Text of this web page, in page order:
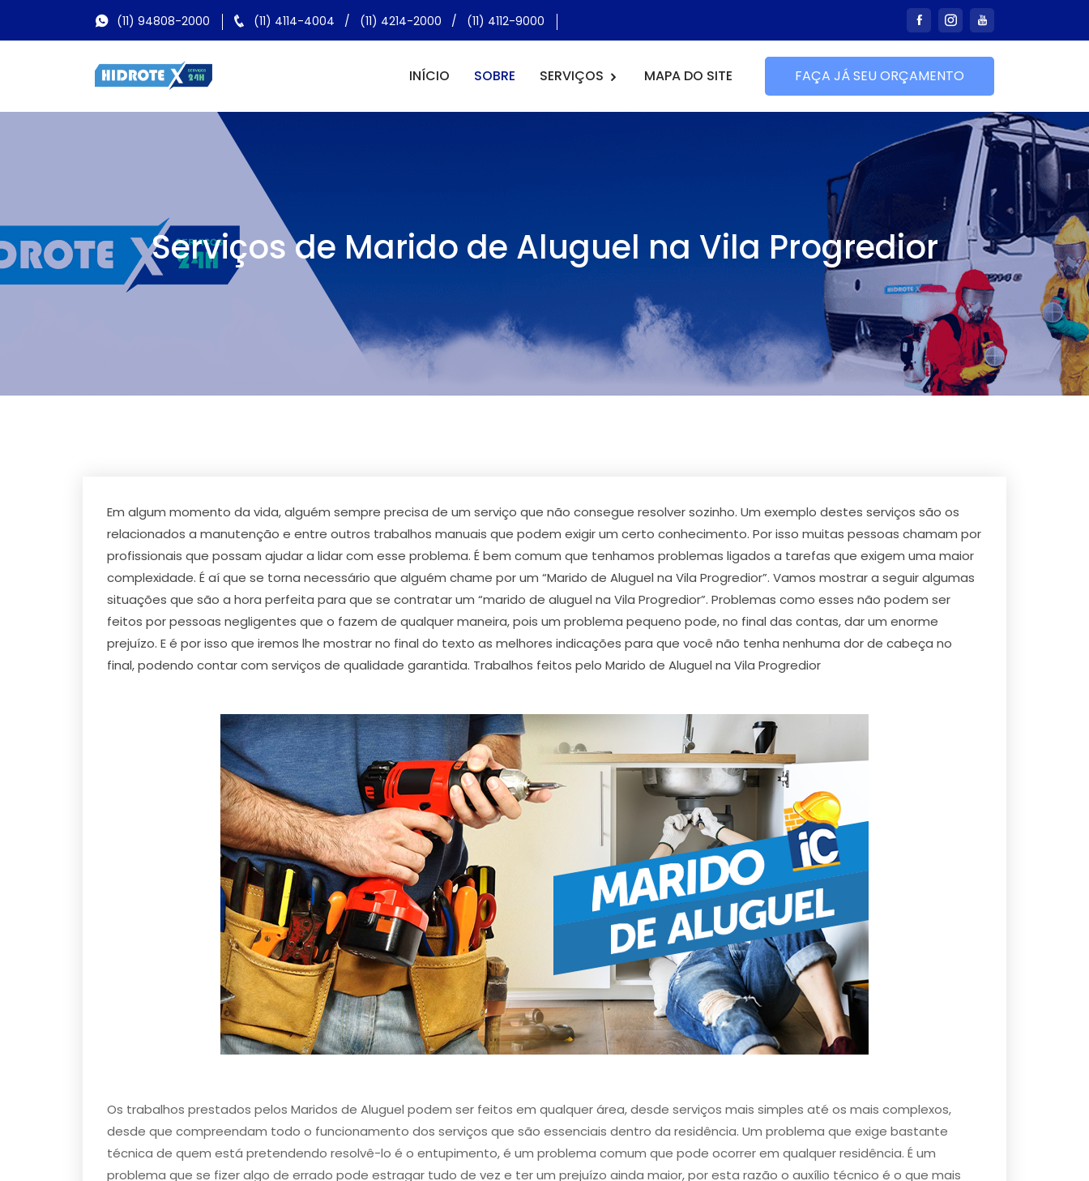
(11) 94808-2000 (11) 4114-4004 / (11) 4214-2000 / (11) 4112-9000
INÍCIO SOBRE SERVIÇOS MAPA DO SITE FAÇA JÁ SEU ORÇAMENTO
Serviços de Marido de Aluguel na Vila Progredior
Em algum momento da vida, alguém sempre precisa de um serviço que não consegue resolver sozinho. Um exemplo destes serviços são os
relacionados a manutenção e entre outros trabalhos manuais que podem exigir um certo conhecimento. Por isso muitas pessoas chamam por
profissionais que possam ajudar a lidar com esse problema. É bem comum que tenhamos problemas ligados a tarefas que exigem uma maior
complexidade. É aí que se torna necessário que alguém chame por um “Marido de Aluguel na Vila Progredior”. Vamos mostrar a seguir algumas
situações que são a hora perfeita para que se contratar um “marido de aluguel na Vila Progredior”. Problemas como esses não podem ser
feitos por pessoas negligentes que o fazem de qualquer maneira, pois um problema pequeno pode, no final das contas, dar um enorme
prejuízo. E é por isso que iremos lhe mostrar no final do texto as melhores indicações para que você não tenha nenhuma dor de cabeça no
final, podendo contar com serviços de qualidade garantida. Trabalhos feitos pelo Marido de Aluguel na Vila Progredior
Os trabalhos prestados pelos Maridos de Aluguel podem ser feitos em qualquer área, desde serviços mais simples até os mais complexos,
desde que compreendam todo o funcionamento dos serviços que são essenciais dentro da residência. Um problema que exige bastante
técnica de quem está pretendendo resolvê-lo é o entupimento​, é um problema comum que pode ocorrer em qualquer residência. É um
problema que se fizer algo de errado pode estragar tudo de vez e ter um prejuízo ainda maior, por esta razão o auxílio técnico é o que mais